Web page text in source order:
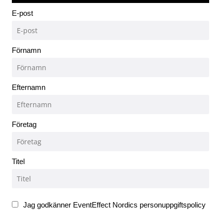
E-post
Förnamn
Efternamn
Företag
Titel
Jag godkänner EventEffect Nordics personuppgiftspolicy